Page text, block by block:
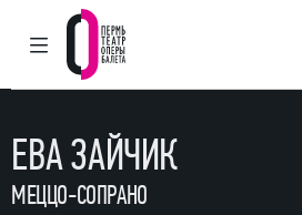
ГЛАВНОЕ МЕНЮ
Пермский театр
ЕВА ЗАЙЧИК
МЕЦЦО-СОПРАНО